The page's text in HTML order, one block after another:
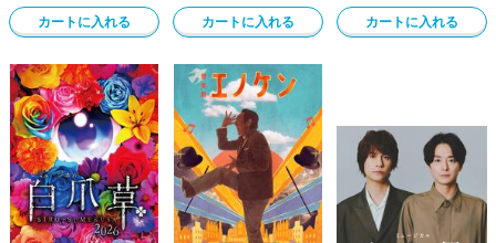
カートに入れる カートに入れる カートに入れる